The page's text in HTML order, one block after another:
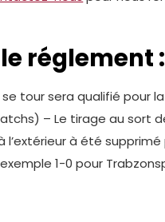
réglement :
se tour sera qualifié pour
– Le tirage au sort
l’extérieur à été supprimé
1-0 pour